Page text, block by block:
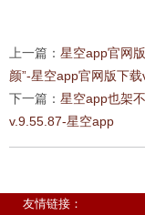
上一篇： 星空app官网
颜”-星空app官网版下
下一篇： 星空app也架
v.9.55.87-星空app
友情链接：